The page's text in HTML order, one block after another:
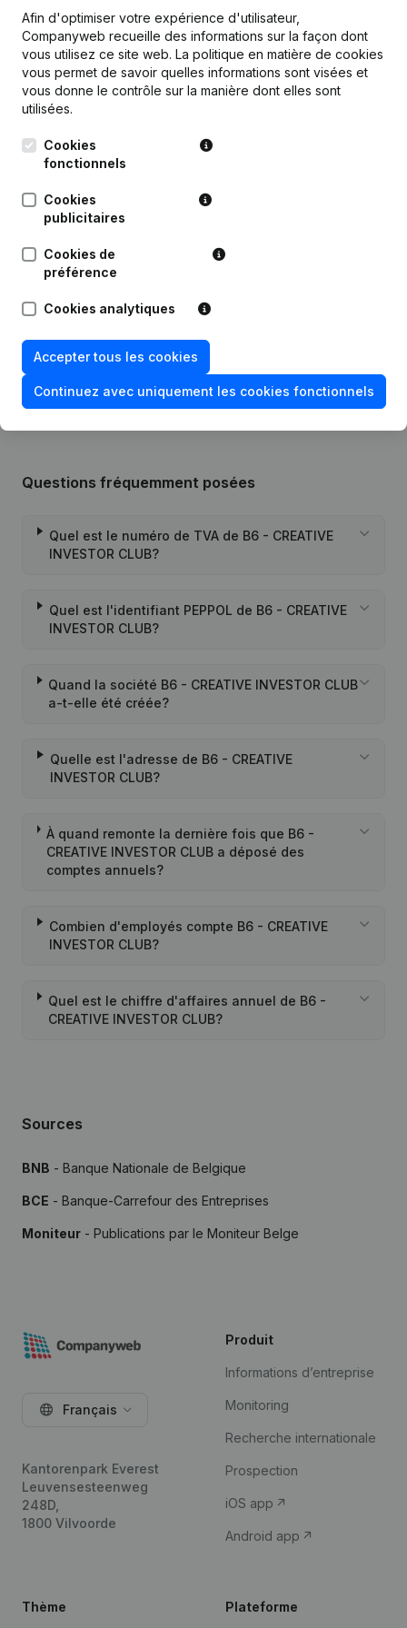
Publicationsde B6
Date Publication
16-08-2016
21-01-2016 Demissions, Nominations
Siège Social - Demissions,
Nominations
Questions fréquemment posées
Quel est le numéro de TVA de B6 - CREATIVE
INVESTOR CLUB?
Quel est l'identifiant PEPPOL de B6 - CREATIVE
INVESTOR CLUB?
Quand la société B6 - CREATIVE INVESTOR CLUB
a-t-elle été créée?
Quelle est l'adresse de B6 - CREATIVE
INVESTOR CLUB?
À quand remonte la dernière fois que B6 -
CREATIVE INVESTOR CLUB a déposé des
comptes annuels?
Combien d'employés compte B6 - CREATIVE
INVESTOR CLUB?
Quel est le chiffre d'affaires annuel de B6 -
CREATIVE INVESTOR CLUB?
Sources
BNB - Banque Nationale de Belgique
BCE - Banque-Carrefour des Entreprises
Moniteur - Publications par le Moniteur Belge
Afin d'optimiser votre expérience d'utilisateur,
Companyweb recueille des informations sur la façon dont
vous utilisez ce site web. La politique en matière de cookies
vous permet de savoir quelles informations sont visées et
vous donne le contrôle sur la manière dont elles sont
utilisées.
Cookies
fonctionnels
Cookies
publicitaires
Cookies de
préférence
Cookies analytiques
Accepter tous les cookies
Continuez avec uniquement les cookies fonctionnels
Français
Kantorenpark Everest
Leuvensesteenweg
248D,
1800 Vilvoorde
Produit
Informations d’entreprise
Monitoring
Recherche internationale
Prospection
iOS app
Android app
Thème Plateforme